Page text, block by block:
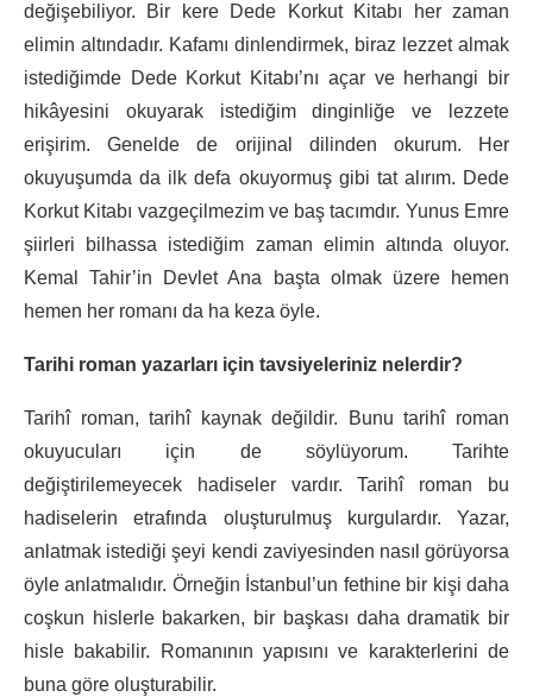
değişebiliyor. Bir kere Dede Korkut Kitabı her zaman
elimin altındadır. Kafamı dinlendirmek, biraz lezzet almak
istediğimde Dede Korkut Kitabı’nı açar ve herhangi bir
hikâyesini okuyarak istediğim dinginliğe ve lezzete
erişirim. Genelde de orijinal dilinden okurum. Her
okuyuşumda da ilk defa okuyormuş gibi tat alırım. Dede
Korkut Kitabı vazgeçilmezim ve baş tacımdır. Yunus Emre
şiirleri bilhassa istediğim zaman elimin altında oluyor.
Kemal Tahir’in Devlet Ana başta olmak üzere hemen
hemen her romanı da ha keza öyle.
Tarihi roman yazarları için tavsiyeleriniz nelerdir?
Tarihî roman, tarihî kaynak değildir. Bunu tarihî roman
okuyucuları için de söylüyorum. Tarihte
değiştirilemeyecek hadiseler vardır. Tarihî roman bu
hadiselerin etrafında oluşturulmuş kurgulardır. Yazar,
anlatmak istediği şeyi kendi zaviyesinden nasıl görüyorsa
öyle anlatmalıdır. Örneğin İstanbul’un fethine bir kişi daha
coşkun hislerle bakarken, bir başkası daha dramatik bir
hisle bakabilir. Romanının yapısını ve karakterlerini de
buna göre oluşturabilir.